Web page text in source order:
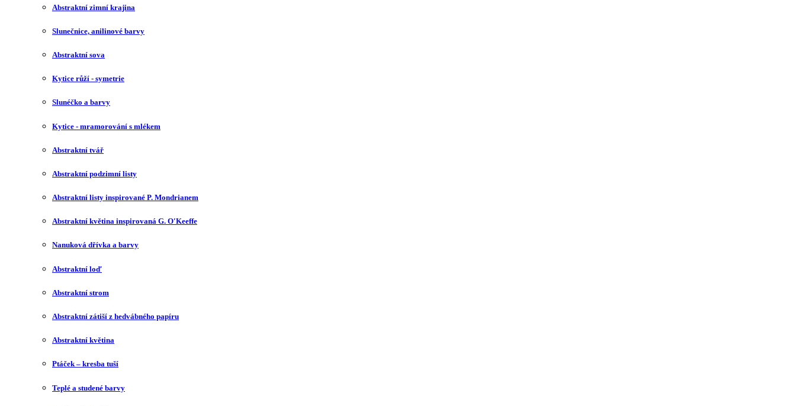
Abstraktní zimní krajina
Slunečnice, anilinové barvy
Abstraktní sova
Kytice růží - symetrie
Slunéčko a barvy
Kytice - mramorování s mlékem
Abstraktní tvář
Abstraktní podzimní listy
Abstraktní listy inspirované P. Mondrianem
Abstraktní květina inspirovaná G. O′Keeffe
Nanuková dřívka a barvy
Abstraktní loď
Abstraktní strom
Abstraktní zátiší z hedvábného papíru
Abstraktní květina
Ptáček – kresba tuší
Teplé a studené barvy